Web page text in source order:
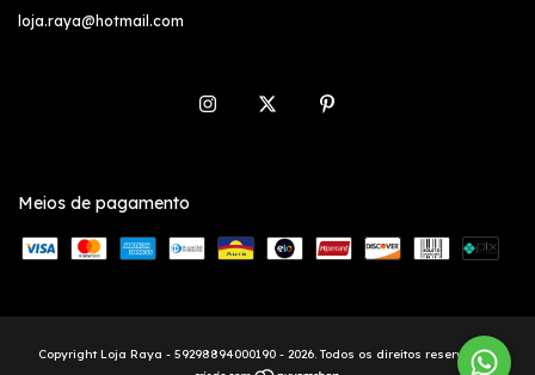
loja.raya@hotmail.com
Meios de pagamento
Copyright Loja Raya - 59298894000190 - 2026. Todos os direitos reservados.